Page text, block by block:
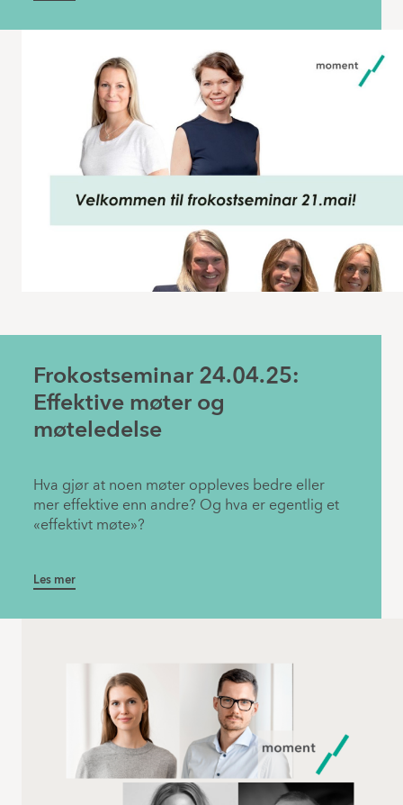
Frokostseminar 24.04.25:
Effektive møter og
møteledelse
Hva gjør at noen møter oppleves bedre eller
mer effektive enn andre? Og hva er egentlig et
«effektivt møte»?
Les mer